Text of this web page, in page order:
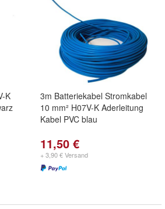
K
3m Batteriekabel Stromkabel
10 mm² H07V-K Aderleitung
Kabel PVC blau
11,50 €
+ 3,90 € Versand